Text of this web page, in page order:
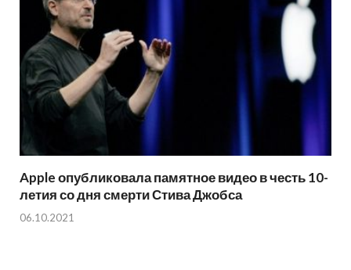
Apple опубликовала памятное видео в честь 10-
летия со дня смерти Стива Джобса
06.10.2021